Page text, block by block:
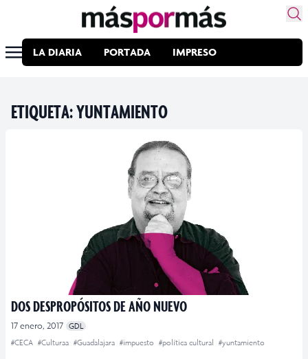
LA DIARIA PORTADA IMPRESO
ETIQUETA:YUNTAMIENTO
DOS DESPROPÓSITOS DE AÑO NUEVO
17 enero, 2017 GDL
#CECA #Culturaa #Guadalajara #impuesto #política cultural #yuntamiento